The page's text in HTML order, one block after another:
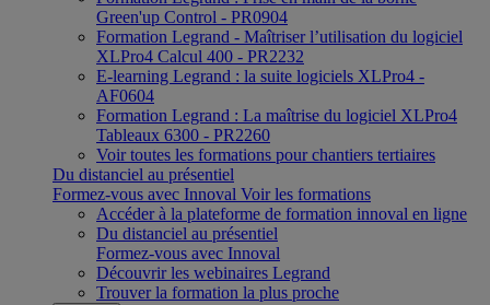
Green'up Control - PR0904
Formation Legrand - Maîtriser l’utilisation du logiciel
XLPro4 Calcul 400 - PR2232
E-learning Legrand : la suite logiciels XLPro4 -
AF0604
Formation Legrand : La maîtrise du logiciel XLPro4
Tableaux 6300 - PR2260
Voir toutes les formations pour chantiers tertiaires
Du distanciel au présentiel
Formez-vous avec Innoval Voir les formations
Accéder à la plateforme de formation innoval en ligne
Du distanciel au présentiel
Formez-vous avec Innoval
Découvrir les webinaires Legrand
Trouver la formation la plus proche